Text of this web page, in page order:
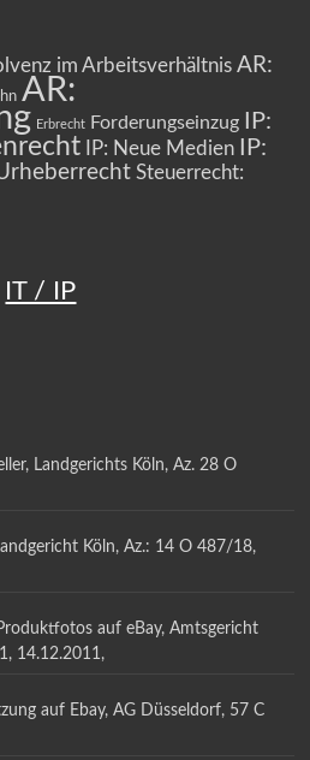
im Arbeitsverhältnis AR:
AR:
Erbrecht Forderungseinzug
IP:
IP: Neue Medien
IP:
Urheberrecht Steuerrecht:
IT / IP
Landgerichts Köln, Az. 28 O
Köln, Az.: 14 O 487/18,
auf eBay, Amtsgericht
14.12.2011,
auf Ebay, AG Düsseldorf, 57 C